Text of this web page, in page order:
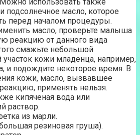
подсолнечное масло, которое
перед началом процедуры.
масло, проверьте малыша
реакцию от данного вида
смажьте небольшой
участок кожи младенца, например,
и подождите некоторое время. В
кожи, масло, вызвавшее
применять нельзя.
кипяченая вода или
раствор.
из марли.
резиновая груша).